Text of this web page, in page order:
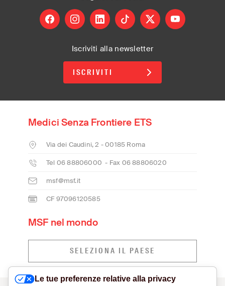
facebookinstagramlinkedintiktok X youtube
Iscriviti alla newsletter
ISCRIVITI
Medici Senza Frontiere ETS
Via dei Caudini, 2 - 00185 Roma
Tel 06 88806000 - Fax 06 88806020
msf@msf.it
CF 97096120585
MSF nel mondo
SELEZIONA IL PAESE
Le tue preferenze relative alla privacy